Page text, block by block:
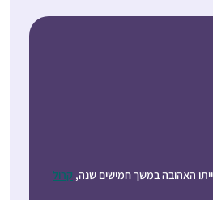
האהובה במשך חמישים שנה, קרול